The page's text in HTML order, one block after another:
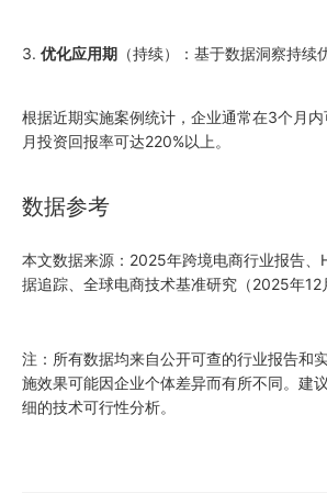
3. 优化应用期 （持续）：基于数据洞察持续
根据近期实施案例统计，企业通常在3个月
月投资回报率可达220%以上。
数据参考
本文数据来源：2025年跨境电商行业报告、
据追踪、全球电商技术基准研究（2025年12
注：所有数据均来自公开可查的行业报告和
施效果可能因企业个体差异而有所不同。建
细的技术可行性分析。